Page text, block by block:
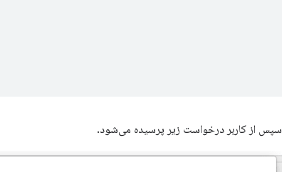
سپس از کاربر درخواست زیر پرسیده می‌شود.